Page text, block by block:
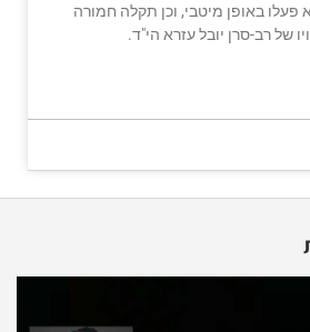
פעלו באופן מיטבי, וכן תקלה חמורה
של רב-סרן יובל עזרא הי"ד.